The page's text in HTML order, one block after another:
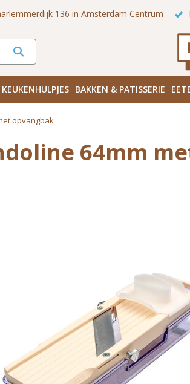
Centrum Bezoek onze winkels in
KEUKENHULPJES BAKKEN & PATISSERIE
opvangbak
64mm